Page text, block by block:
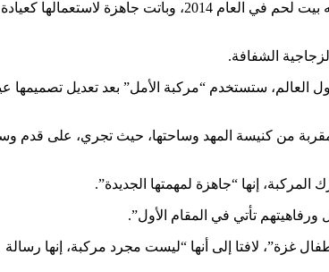
انتهى العمل على السيارة البابوية التي استخدمها البابا الراحل فرنسيس خلال زيارته بيت لحم في العام 2014، وباتت جاهزة لاستعمالها كعيادة
الشفافة.
الكاثوليكية البالغ عدد أتباعها 1,4 مليار شخص حول العالم، ستستخدم “مركبة الأمل” بعد تعديل
من كنيسة المهد وساحتها، حيث تجري، على قدم
إنها “جاهزة لمهمتها الجديدة”.
تأتي في المقام الأول”.
غزة”، لافتا إلى أنها “ليست مجرد مركبة، إنها رسالة